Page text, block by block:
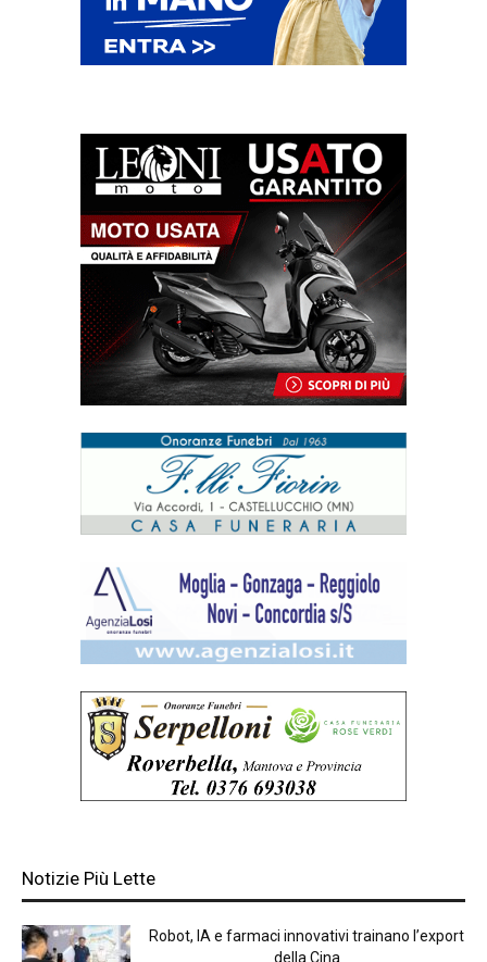
Notizie Più Lette
Robot, IA e farmaci innovativi trainano l’export
della Cina